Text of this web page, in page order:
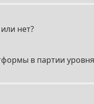
нет?
в партии